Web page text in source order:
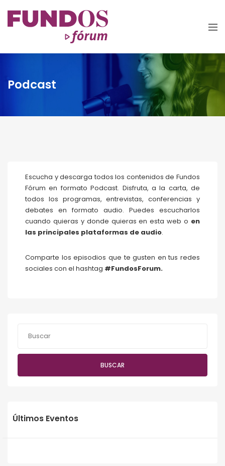
Podcast
Escucha y descarga todos los contenidos de Fundos
Fórum en formato Podcast. Disfruta, a la carta, de
todos los programas, entrevistas, conferencias y
debates en formato audio. Puedes escucharlos
cuando quieras y donde quieras en esta web o en
las principales plataformas de audio.
Comparte los episodios que te gusten en tus redes
sociales con el hashtag #FundosForum.
BUSCAR
Últimos Eventos